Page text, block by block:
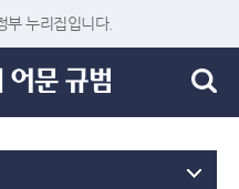
부 누리집입니다.